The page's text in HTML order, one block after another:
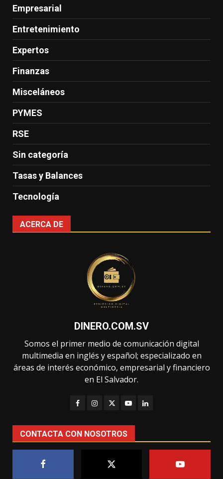
Empresarial
Entretenimiento
Expertos
Finanzas
Misceláneos
PYMES
RSE
Sin categoría
Tasas y Balances
Tecnología
ACERCA DE
DINERO.COM.SV
Somos el primer medio de comunicación digital
multimedia en inglés y español; especializado en
áreas de interés económico, empresarial y financiero
en El Salvador.
CONTACTA CON NOSOTROS